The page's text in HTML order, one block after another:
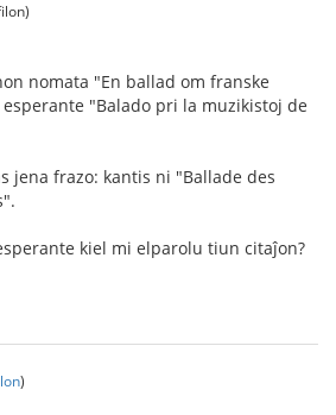
nomata "En ballad om franske
"Balado pri la muzikistoj de
jena frazo: kantis ni "Ballade des
kiel mi elparolu tiun citaĵon?
)